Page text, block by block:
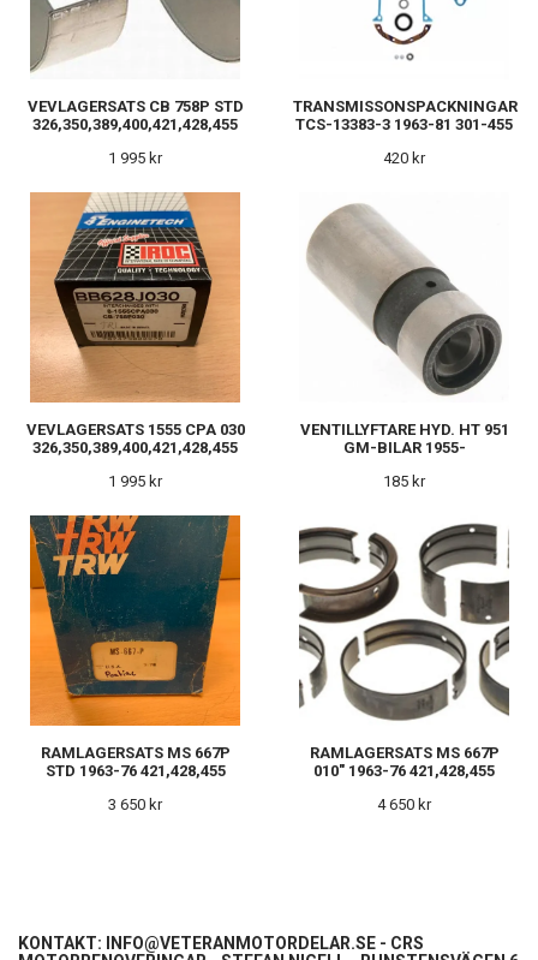
VEVLAGERSATS CB 758P STD
326,350,389,400,421,428,455
1 995 kr
TRANSMISSONSPACKNINGAR
TCS-13383-3 1963-81 301-455
420 kr
VEVLAGERSATS 1555 CPA 030
326,350,389,400,421,428,455
1 995 kr
VENTILLYFTARE HYD. HT 951
GM-BILAR 1955-
185 kr
RAMLAGERSATS MS 667P
STD 1963-76 421,428,455
3 650 kr
RAMLAGERSATS MS 667P
010" 1963-76 421,428,455
4 650 kr
KONTAKT: INFO@VETERANMOTORDELAR.SE - CRS